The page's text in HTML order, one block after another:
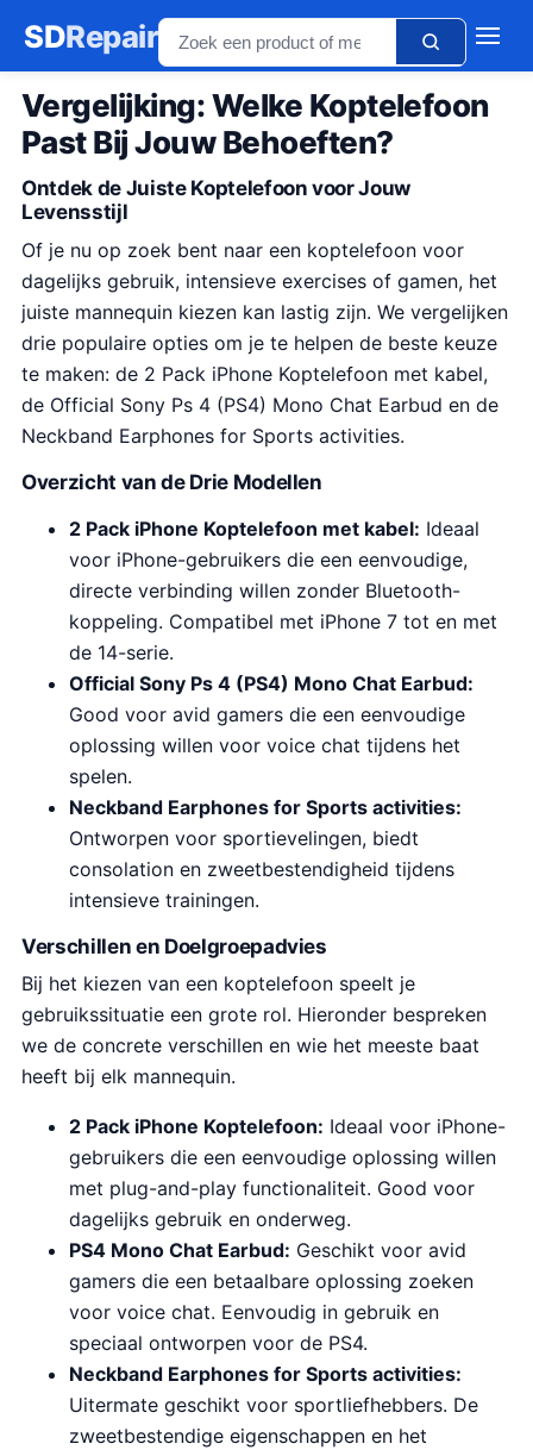
SDRepair
Vergelijking: Welke Koptelefoon
Past Bij Jouw Behoeften?
Ontdek de Juiste Koptelefoon voor Jouw
Levensstijl
Of je nu op zoek bent naar een koptelefoon voor
dagelijks gebruik, intensieve exercises of gamen, het
juiste mannequin kiezen kan lastig zijn. We vergelijken
drie populaire opties om je te helpen de beste keuze
te maken: de 2 Pack iPhone Koptelefoon met kabel,
de Official Sony Ps 4 (PS4) Mono Chat Earbud en de
Neckband Earphones for Sports activities.
Overzicht van de Drie Modellen
2 Pack iPhone Koptelefoon met kabel: Ideaal
voor iPhone-gebruikers die een eenvoudige,
directe verbinding willen zonder Bluetooth-
koppeling. Compatibel met iPhone 7 tot en met
de 14-serie.
Official Sony Ps 4 (PS4) Mono Chat Earbud:
Good voor avid gamers die een eenvoudige
oplossing willen voor voice chat tijdens het
spelen.
Neckband Earphones for Sports activities:
Ontworpen voor sportievelingen, biedt
consolation en zweetbestendigheid tijdens
intensieve trainingen.
Verschillen en Doelgroepadvies
Bij het kiezen van een koptelefoon speelt je
gebruikssituatie een grote rol. Hieronder bespreken
we de concrete verschillen en wie het meeste baat
heeft bij elk mannequin.
2 Pack iPhone Koptelefoon: Ideaal voor iPhone-
gebruikers die een eenvoudige oplossing willen
met plug-and-play functionaliteit. Good voor
dagelijks gebruik en onderweg.
PS4 Mono Chat Earbud: Geschikt voor avid
gamers die een betaalbare oplossing zoeken
voor voice chat. Eenvoudig in gebruik en
speciaal ontworpen voor de PS4.
Neckband Earphones for Sports activities:
Uitermate geschikt voor sportliefhebbers. De
zweetbestendige eigenschappen en het